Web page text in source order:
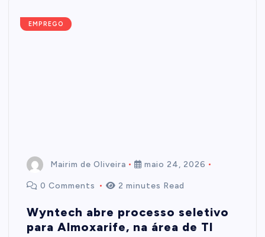
EMPREGO
Mairim de Oliveira maio 24, 2026
0 Comments 2 minutes Read
Wyntech abre processo seletivo
para Almoxarife, na área de TI